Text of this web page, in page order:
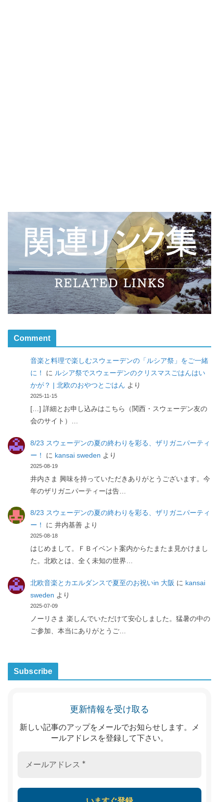
Comment
音楽と料理で楽しむスウェーデンの「ルシア祭」をご一緒
に！
に ルシア祭でスウェーデンのクリスマスごはんはい
かが？ | 北欧のおやつとごはん より
2025-11-15
[…] 詳細とお申し込みはこちら（関西・スウェーデン友の
会のサイト）…
8/23 スウェーデンの夏の終わりを彩る、ザリガニパーティ
ー！
に kansai sweden より
2025-08-19
井内さま 興味を持っていただきありがとうございます。今
年のザリガニパーティーは告…
8/23 スウェーデンの夏の終わりを彩る、ザリガニパーティ
ー！
に 井内基善より
2025-08-18
はじめまして。ＦＢイベント案内からたまたま見かけまし
た。北欧とは、全く未知の世界…
北欧音楽とカエルダンスで夏至のお祝いin 大阪 に kansai
sweden より
2025-07-09
ノーリさま 楽しんでいただけて安心しました。猛暑の中の
ご参加、本当にありがとうご…
Subscribe
更新情報を受け取る
新しい記事のアップをメールでお知らせします。メ
ールアドレスを登録して下さい。